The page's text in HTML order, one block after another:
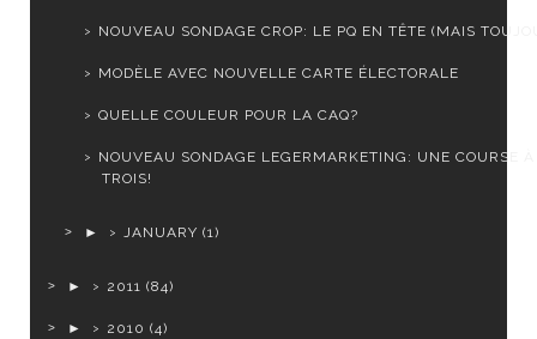
NOUVEAU SONDAGE CROP: LE PQ EN TÊTE (MAIS
MODÈLE AVEC NOUVELLE CARTE ÉLECTORALE
QUELLE COULEUR POUR LA CAQ?
NOUVEAU SONDAGE LEGERMARKETING: UNE COURSE À
TROIS!
► JANUARY (1)
► 2011 (84)
► 2010 (4)